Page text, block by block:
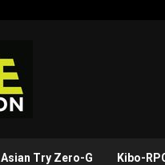
Asian Try Zero-G Kibo-